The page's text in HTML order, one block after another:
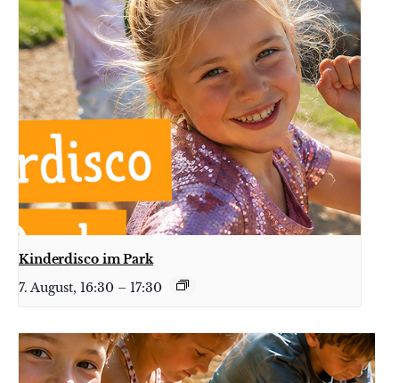
Kinderdisco im Park
7. August, 16:30 – 17:30